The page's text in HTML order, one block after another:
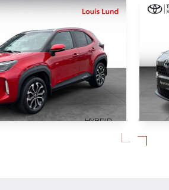
HYBRID
KØB ONLINE